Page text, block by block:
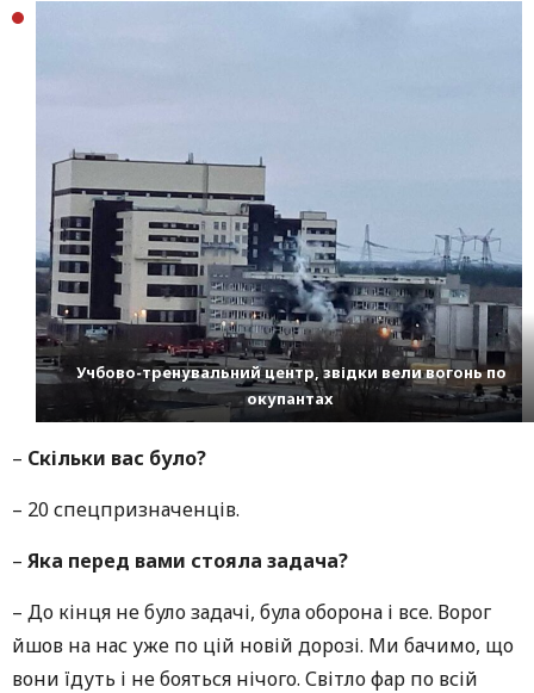
Учбово-тренувальний центр, звідки вели вогонь по
окупантах
– Скільки вас було?
– 20 спецпризначенців.
– Яка перед вами стояла задача?
– До кінця не було задачі, була оборона і все. Ворог
йшов на нас уже по цій новій дорозі. Ми бачимо, що
вони їдуть і не бояться нічого. Світло фар по всій